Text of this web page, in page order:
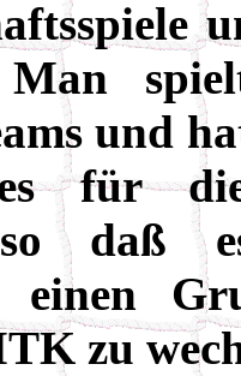
Man
und
für die
so daß
einen
zu